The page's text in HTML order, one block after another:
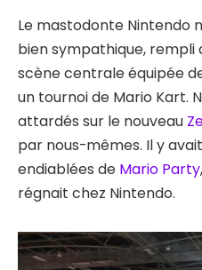
Le mastodonte Nintendo
bien sympathique, rempli
scène centrale équipée
un tournoi de Mario Kart.
attardés sur le nouveau
par nous-mêmes. Il y
endiablées de Mario Party
régnait chez Nintendo.